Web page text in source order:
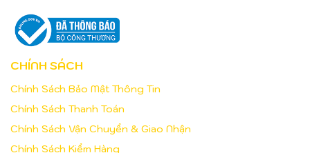
CHÍNH SÁCH
Chính Sách Bảo Mật Thông Tin
Chính Sách Thanh Toán
Chính Sách Vận Chuyển & Giao Nhận
Chính Sách Kiểm Hàng